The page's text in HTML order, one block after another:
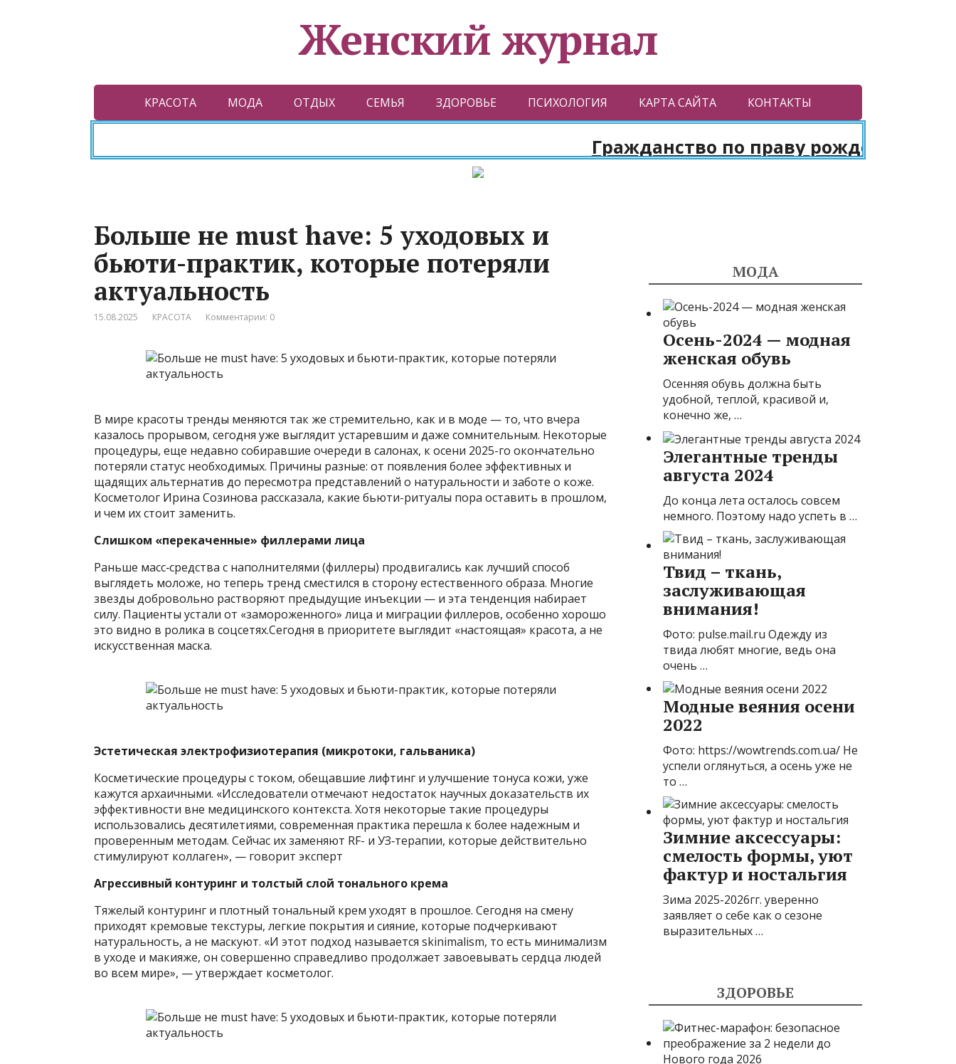
Женский журнал
КРАСОТА МОДА ОТДЫХ СЕМЬЯ ЗДОРОВЬЕ ПСИХОЛОГИЯ КАРТА САЙТА КОНТАКТЫ
Гражданство по праву рождения.
Больше не must have: 5 уходовых и
бьюти-практик, которые потеряли
актуальность
15.08.2025 КРАСОТА Комментарии: 0
В мире красоты тренды меняются так же стремительно, как и в моде — то, что вчера
казалось прорывом, сегодня уже выглядит устаревшим и даже сомнительным. Некоторые
процедуры, еще недавно собиравшие очереди в салонах, к осени 2025-го окончательно
потеряли статус необходимых. Причины разные: от появления более эффективных и
щадящих альтернатив до пересмотра представлений о натуральности и заботе о коже.
Косметолог Ирина Созинова рассказала, какие бьюти-ритуалы пора оставить в прошлом,
и чем их стоит заменить.
Слишком «перекаченные» филлерами лица
Раньше масс‑средства с наполнителями (филлеры) продвигались как лучший способ
выглядеть моложе, но теперь тренд сместился в сторону естественного образа. Многие
звезды добровольно растворяют предыдущие инъекции — и эта тенденция набирает
силу. Пациенты устали от «замороженного» лица и миграции филлеров, особенно хорошо
это видно в ролика в соцсетях.Сегодня в приоритете выглядит «настоящая» красота, а не
искусственная маска.
Эстетическая электрофизиотерапия (микротоки, гальваника)
Косметические процедуры с током, обещавшие лифтинг и улучшение тонуса кожи, уже
кажутся архаичными. «Исследователи отмечают недостаток научных доказательств их
эффективности вне медицинского контекста. Хотя некоторые такие процедуры
использовались десятилетиями, современная практика перешла к более надежным и
проверенным методам. Сейчас их заменяют RF- и УЗ‑терапии, которые действительно
стимулируют коллаген», — говорит эксперт
Агрессивный контуринг и толстый слой тонального крема
Тяжелый контуринг и плотный тональный крем уходят в прошлое. Сегодня на смену
приходят кремовые текстуры, легкие покрытия и сияние, которые подчеркивают
натуральность, а не маскуют. «И этот подход называется skinimalism, то есть минимализм
в уходе и макияже, он совершенно справедливо продолжает завоевывать сердца людей
во всем мире», — утверждает косметолог.
МОДА
Осень-2024 — модная
женская обувь
Осенняя обувь должна быть
удобной, теплой, красивой и,
конечно же, …
Элегантные тренды
августа 2024
До конца лета осталось совсем
немного. Поэтому надо успеть в …
Твид – ткань,
заслуживающая
внимания!
Фото: pulse.mail.ru Одежду из
твида любят многие, ведь она
очень …
Модные веяния осени
2022
Фото: https://wowtrends.com.ua/ Не
успели оглянуться, а осень уже не
то …
Зимние аксессуары:
смелость формы, уют
фактур и ностальгия
Зима 2025-2026гг. уверенно
заявляет о себе как о сезоне
выразительных …
ЗДОРОВЬЕ